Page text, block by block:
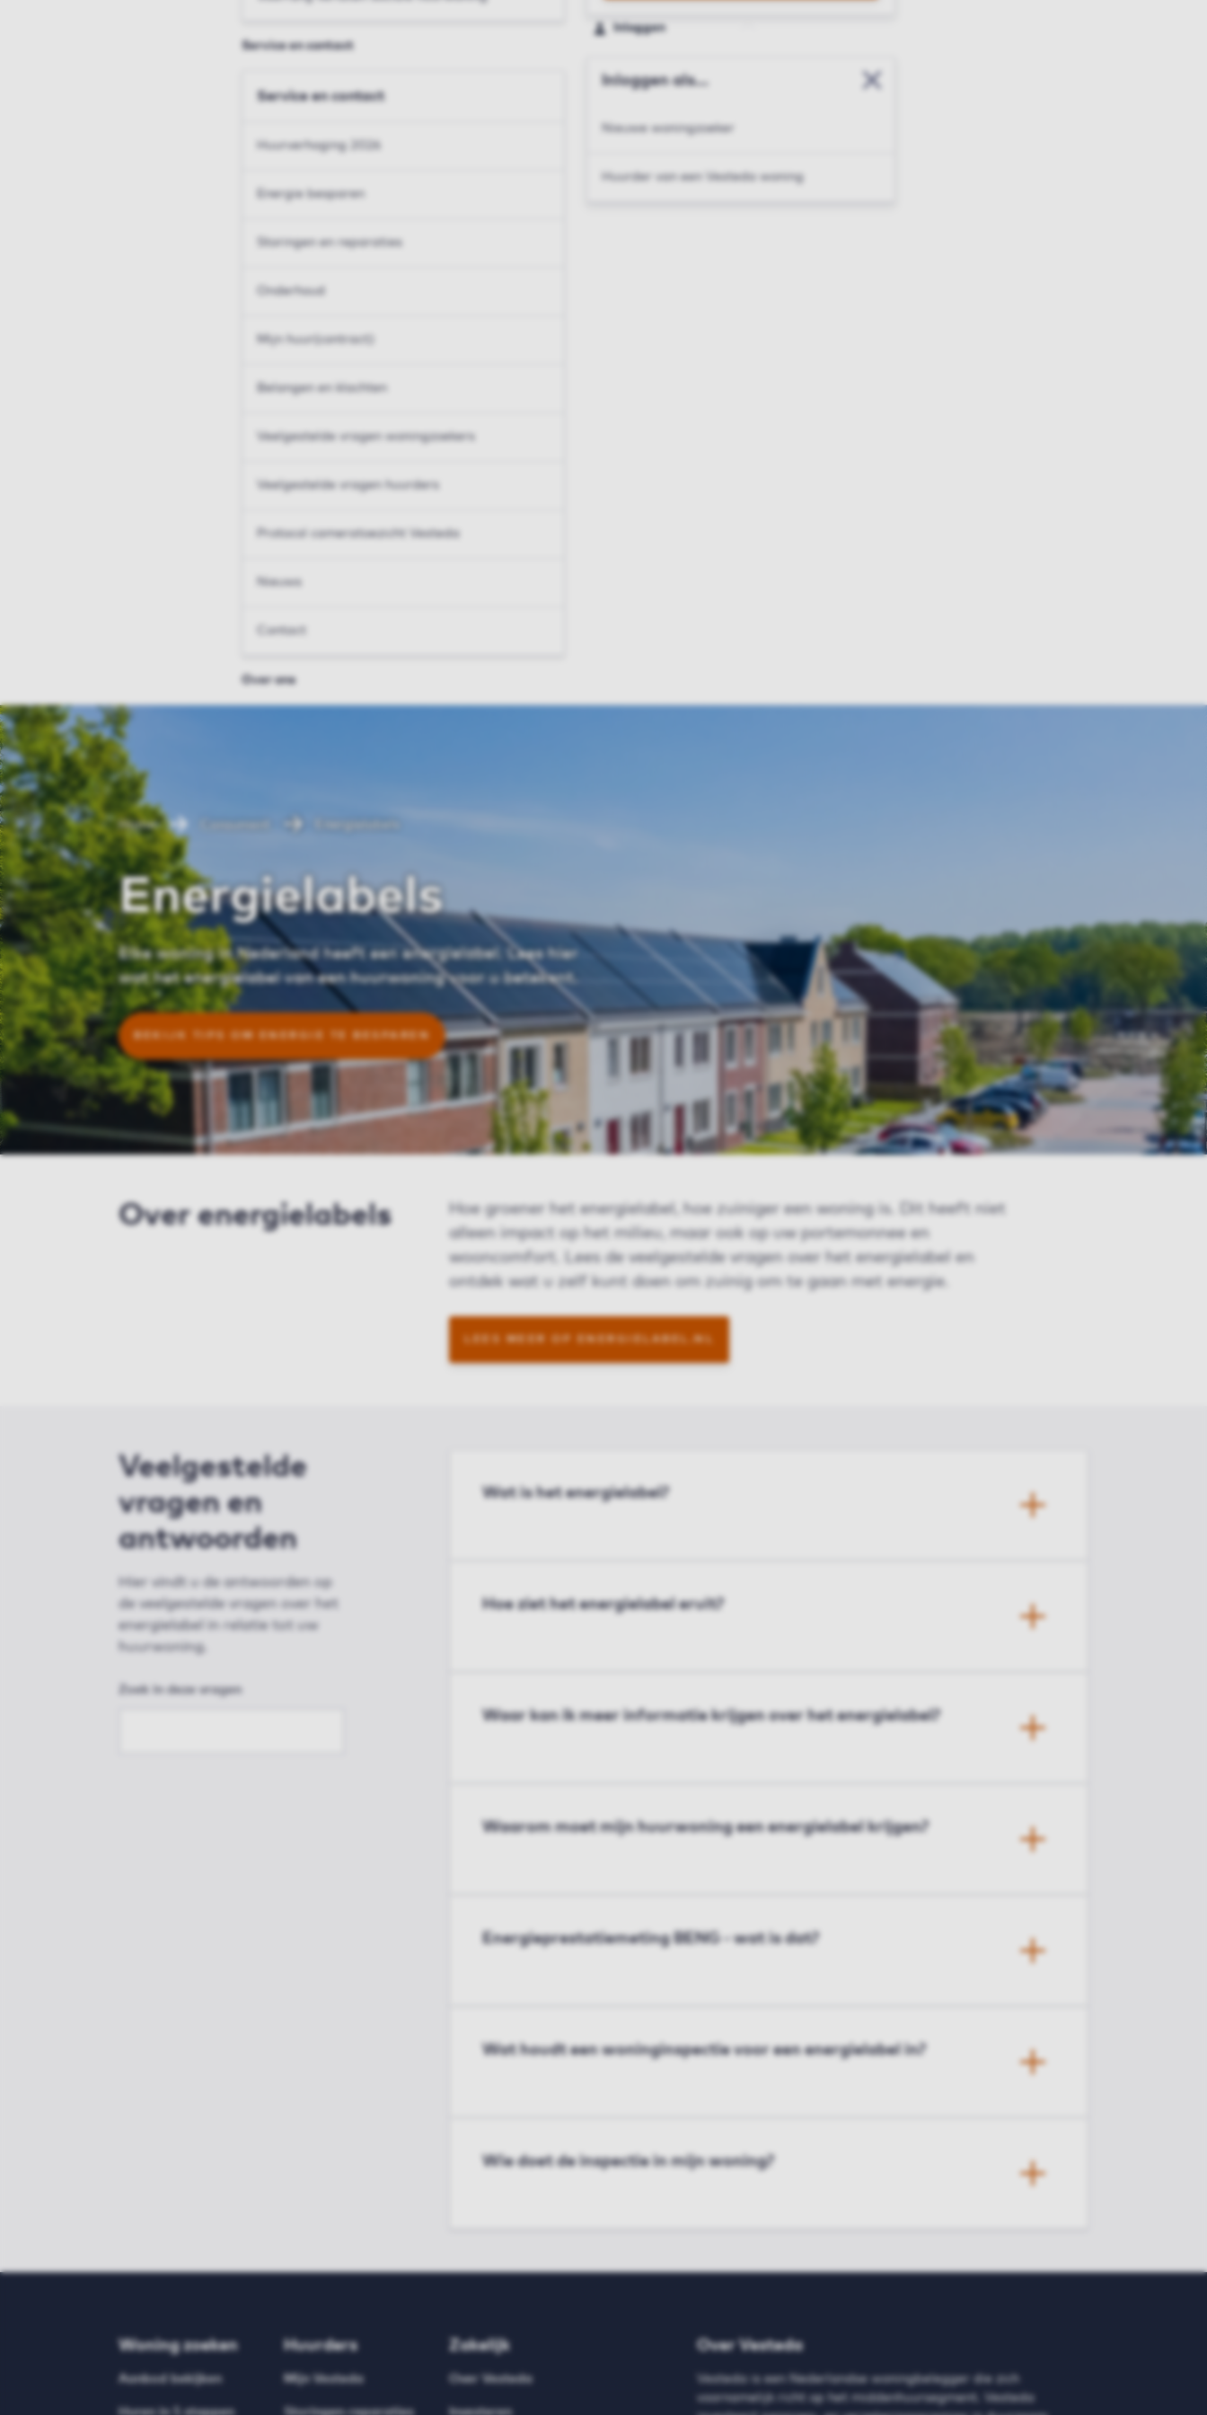
Service en contact
Service en contact
Huurverhoging 2026
Energie besparen
Storingen en reparaties
Onderhoud
Mijn huur(contract)
Belangen en klachten
Veelgestelde vragen woningzoekers
Veelgestelde vragen huurders
Protocol cameratoezicht Vesteda
Nieuws
Contact
Over ons
Inloggen
Inloggen als...
Sluit modal
Nieuwe woningzoeker
Huurder van een Vesteda woning
Home Consument
Energielabels
Elke woning in Nederland heeft een energielabel. Lees hier
wat het energielabel van een huurwoning voor u betekent.
BEKIJK TIPS OM ENERGIE TE BESPAREN
Over energielabels
Hoe groener het energielabel, hoe zuiniger een woning is. Dit heeft niet
alleen impact op het milieu, maar ook op uw portemonnee en
wooncomfort. Lees de veelgestelde vragen over het energielabel en
ontdek wat u zelf kunt doen om zuinig om te gaan met energie.
LEES MEER OP ENERGIELABEL.NL
Veelgestelde
vragen en
antwoorden
Hier vindt u de antwoorden op
de veelgestelde vragen over het
energielabel in relatie tot uw
huurwoning.
Zoek in deze vragen
Wat is het energielabel?
Hoe ziet het energielabel eruit?
Waar kan ik meer informatie krijgen over het energielabel?
Waarom moet mijn huurwoning een energielabel krijgen?
Energieprestatiemeting BENG - wat is dat?
Wat houdt een woninginspectie voor een energielabel in?
Wie doet de inspectie in mijn woning?
Woning zoeken
Aanbod bekijken
Huren in 5 stappen
Huurders
Mijn Vesteda
Storingen-reparaties
Zakelijk
Over Vesteda
Investeren
Over Vesteda
Vesteda is een Nederlandse woningbelegger die zich
voornamelijk richt op het middenhuursegment. Vesteda